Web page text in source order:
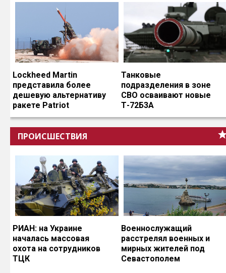
Lockheed Martin
представила более
дешевую альтернативу
ракете Patriot
Танковые
подразделения в зоне
СВО осваивают новые
Т-72Б3А
ПРОИСШЕСТВИЯ
РИАН: на Украине
началась массовая
охота на сотрудников
ТЦК
Военнослужащий
расстрелял военных и
мирных жителей под
Севастополем